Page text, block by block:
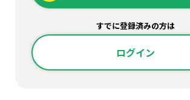
すでに登録済みの方は
ログイン